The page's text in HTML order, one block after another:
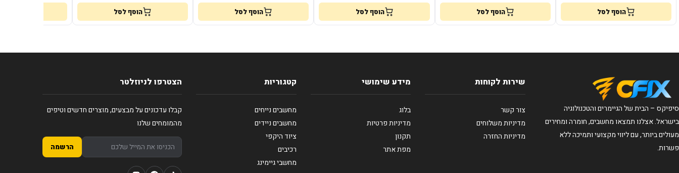
הוסף לסל הוסף לסל הוסף לסל הוסף לסל הוסף לסל
סיפיקס – הבית של הגיימרים והטכנולוגיה
בישראל. אצלנו תמצאו מחשבים, חומרה ומחירים
מעולים ביותר, עם ליווי מקצועי ותמיכה ללא
פשרות.
שירות לקוחות
צור קשר
מדיניות משלוחים
מדיניות החזרה
מידע שימושי
בלוג
מדיניות פרטיות
תקנון
מפת אתר
קטגוריות
מחשבים נייחים
מחשבים ניידים
ציוד היקפי
רכיבים
מחשבי גיימינג
הצטרפו לניוזלטר
קבלו עדכונים על מבצעים, מוצרים חדשים וטיפים
מהמומחים שלנו
הרשמה